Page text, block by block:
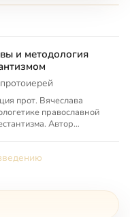
и методология
прот. Вячеслава
православной
Автор